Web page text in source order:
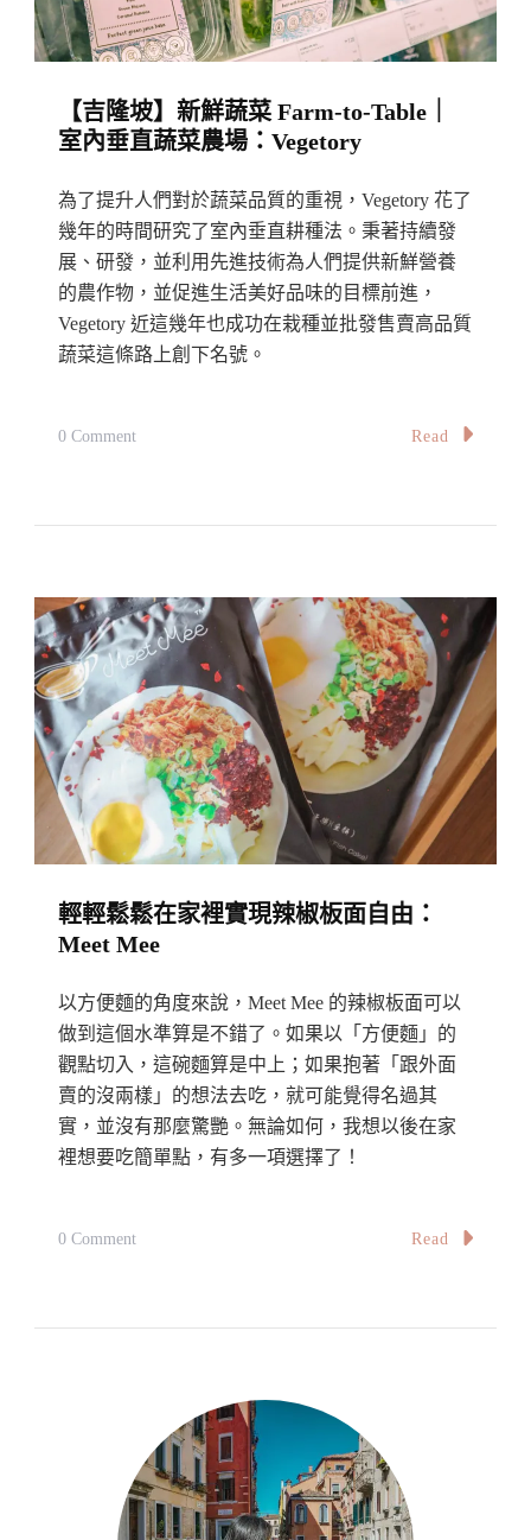
｜
顏
味
道
線：
3Commas
Coffee
【吉隆坡】新鮮蔬菜 Farm-to-Table｜
室內垂直蔬菜農場：Vegetory
為了提升人們對於蔬菜品質的重視，Vegetory 花了
幾年的時間研究了室內垂直耕種法。秉著持續發
展、研發，並利用先進技術為人們提供新鮮營養
的農作物，並促進生活美好品味的目標前進，
Vegetory 近這幾年也成功在栽種並批發售賣高品質
蔬菜這條路上創下名號。
0 CommentOn
鮮
蔬
菜
Farm-
To-
Table
｜
室
垂
直
菜
場：
Vegetory
Read
輕輕鬆鬆在家裡實現辣椒板面自由：
Meet Mee
以方便麵的角度來說，Meet Mee 的辣椒板面可以
做到這個水準算是不錯了。如果以「方便麵」的
觀點切入，這碗麵算是中上；如果抱著「跟外面
賣的沒兩樣」的想法去吃，就可能覺得名過其
實，並沒有那麼驚艷。無論如何，我想以後在家
裡想要吃簡單點，有多一項選擇了！
0 CommentOn
裡
實
Read